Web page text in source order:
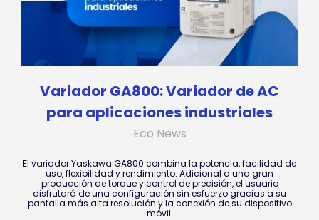
Variador GA800: Variador de AC
para aplicaciones industriales
Eco News
El variador Yaskawa GA800 combina la potencia, facilidad de
uso, flexibilidad y rendimiento. Adicional a una gran
producción de torque y control de precisión, el usuario
disfrutará de una configuración sin esfuerzo gracias a su
pantalla más alta resolución y la conexión de su dispositivo
móvil.